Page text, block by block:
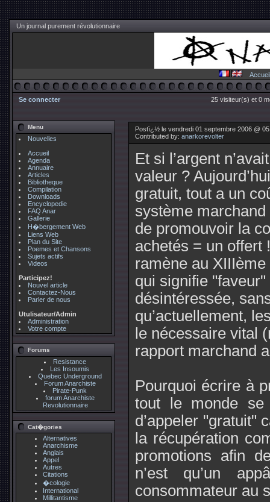
Un journal purement révolutionnaire
Accueil
Se connecter 25 visiteur(s) et 0
Menu
Nouvelles
Accueil
Agenda
Annuaire
Articles
Bibliotheque
Compilation
Downloads
Encyclopedie
FAQ Anar
Gallerie
H�bergement Web
Liens Web
Plan du Site
Poemes et Chansons
Sujets actifs
Videos
Participez!
Nouvel article
Contactez-Nous
Parler de nous
Utulisateur/Admin
Administration
Votre compte
Forums
Resistance
Les Insoumis
Quebec Underground
Forum Anarchiste
Pirate-Punk
forum Anarchiste
Revolutionnaire
Cat�gories
Alternatives
Anarchisme
Anglais
Appel
Autres
Citations
�cologie
International
Millitantisme
Postï¿½ le vendredi 01 septembre 2006 @
Contributed by: anarkorevolter
Et si l’argent
valeur ?
gratuit, tout a un
système
de promouvoir la
achetés = un offert
ramène au
qui signifie
désintéressée,
qu’actuellement,
le nécessaire vital
rapport marchand
Pourquoi écrire à
tout le monde
d’appeler "gratuit"
la récupération
promotions afin
n’est qu’un
consommateur au